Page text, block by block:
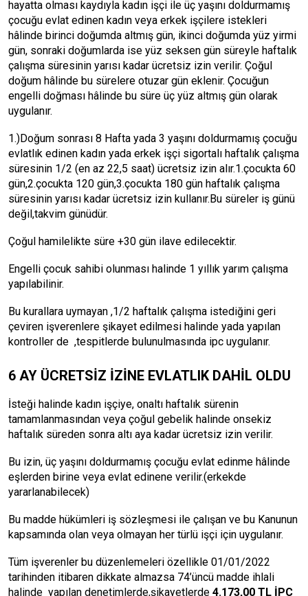
hayatta olması kaydıyla kadın işçi ile üç yaşını doldurmamış
çocuğu evlat edinen kadın veya erkek işçilere istekleri
hâlinde birinci doğumda altmış gün, ikinci doğumda yüz yirmi
gün, sonraki doğumlarda ise yüz seksen gün süreyle haftalık
çalışma süresinin yarısı kadar ücretsiz izin verilir. Çoğul
doğum hâlinde bu sürelere otuzar gün eklenir. Çocuğun
engelli doğması hâlinde bu süre üç yüz altmış gün olarak
uygulanır.
1.)Doğum sonrası 8 Hafta yada 3 yaşını doldurmamış çocuğu
evlatlık edinen kadın yada erkek işçi sigortalı haftalık çalışma
süresinin 1/2 (en az 22,5 saat) ücretsiz izin alır.1.çocukta 60
gün,2.çocukta 120 gün,3.çocukta 180 gün haftalık çalışma
süresinin yarısı kadar ücretsiz izin kullanır.Bu süreler iş günü
değil,takvim günüdür.
Çoğul hamilelikte süre +30 gün ilave edilecektir.
Engelli çocuk sahibi olunması halinde 1 yıllık yarım çalışma
yapılabilinir.
Bu kurallara uymayan ,1/2 haftalık çalışma istediğini geri
çeviren işverenlere şikayet edilmesi halinde yada yapılan
kontroller de ,tespitlerde bulunulmasında ipc uygulanır.
6 AY ÜCRETSİZ İZİNE EVLATLIK DAHİL OLDU
İsteği halinde kadın işçiye, onaltı haftalık sürenin
tamamlanmasından veya çoğul gebelik halinde onsekiz
haftalık süreden sonra altı aya kadar ücretsiz izin verilir.
Bu izin, üç yaşını doldurmamış çocuğu evlat edinme hâlinde
eşlerden birine veya evlat edinene verilir.(erkekde
yararlanabilecek)
Bu madde hükümleri iş sözleşmesi ile çalışan ve bu Kanunun
kapsamında olan veya olmayan her türlü işçi için uygulanır.
Tüm işverenler bu düzenlemeleri özellikle 01/01/2022
tarihinden itibaren dikkate almazsa 74’üncü madde ihlali
halinde yapılan denetimlerde,şikayetlerde 4.173,00 TL İPC